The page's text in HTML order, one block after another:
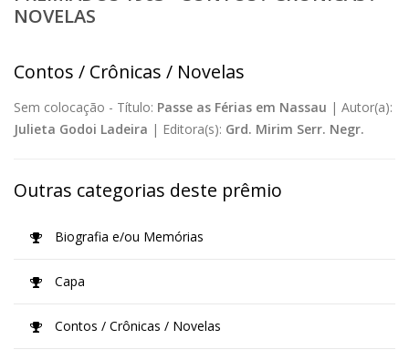
NOVELAS
Contos / Crônicas / Novelas
Sem colocação - Título: Passe as Férias em Nassau | Autor(a):
Julieta Godoi Ladeira | Editora(s): Grd. Mirim Serr. Negr.
Outras categorias deste prêmio
Biografia e/ou Memórias
Capa
Contos / Crônicas / Novelas